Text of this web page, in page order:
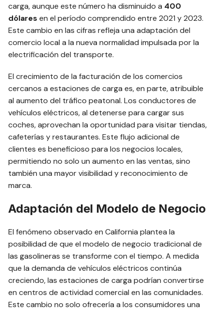
carga, aunque este número ha disminuido a 400
dólares en el período comprendido entre 2021 y 2023.
Este cambio en las cifras refleja una adaptación del
comercio local a la nueva normalidad impulsada por la
electrificación del transporte.
El crecimiento de la facturación de los comercios
cercanos a estaciones de carga es, en parte, atribuible
al aumento del tráfico peatonal. Los conductores de
vehículos eléctricos, al detenerse para cargar sus
coches, aprovechan la oportunidad para visitar tiendas,
cafeterías y restaurantes. Este flujo adicional de
clientes es beneficioso para los negocios locales,
permitiendo no solo un aumento en las ventas, sino
también una mayor visibilidad y reconocimiento de
marca.
Adaptación del Modelo de Negocio
El fenómeno observado en California plantea la
posibilidad de que el modelo de negocio tradicional de
las gasolineras se transforme con el tiempo. A medida
que la demanda de vehículos eléctricos continúa
creciendo, las estaciones de carga podrían convertirse
en centros de actividad comercial en las comunidades.
Este cambio no solo ofrecería a los consumidores una